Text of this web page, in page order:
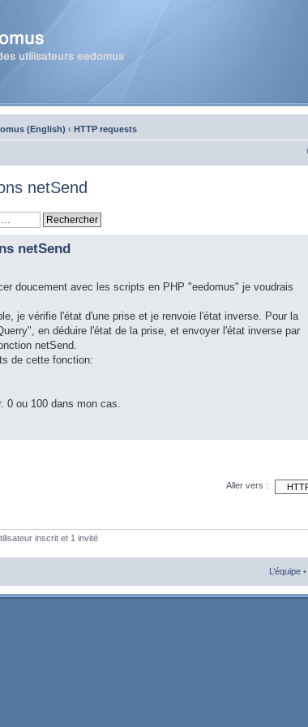
(English) ‹ HTTP requests
netSend
netSend
doucement avec les scripts en PHP "eedomus" je voudrais
je vérifie l'état d'une prise et je renvoie l'état inverse. Pour la
en déduire l'état de la prise, et envoyer l'état inverse par
netSend.
de cette fonction:
0 ou 100 dans mon cas.
Aller vers :
inscrit et 1 invité
L’équipe •